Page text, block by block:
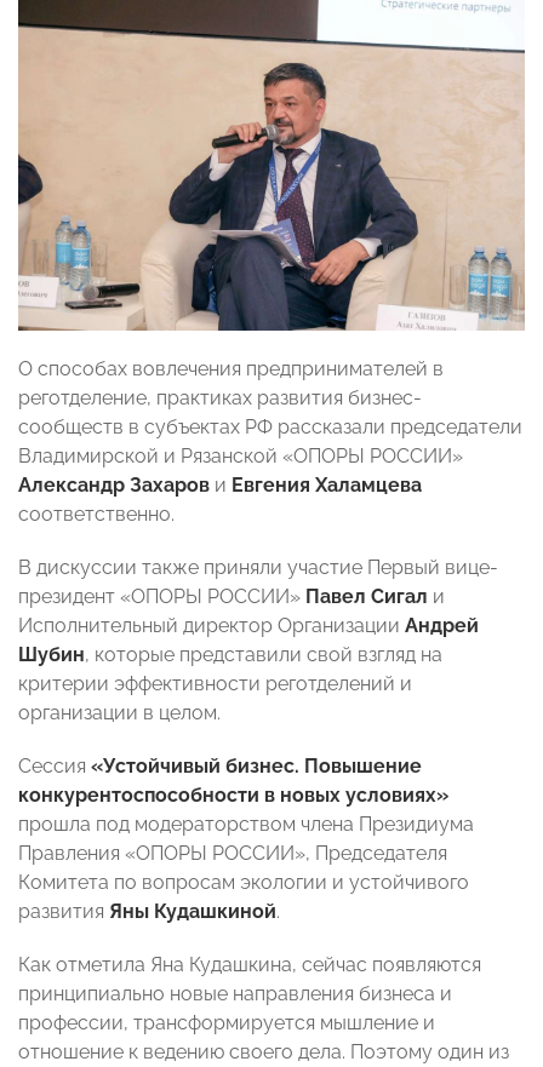
О способах вовлечения предпринимателей в
реготделение, практиках развития бизнес-
сообществ в субъектах РФ рассказали председатели
Владимирской и Рязанской «ОПОРЫ РОССИИ»
Александр Захаров и Евгения Халамцева
соответственно.
В дискуссии также приняли участие Первый вице-
президент «ОПОРЫ РОССИИ» Павел Сигал и
Исполнительный директор Организации Андрей
Шубин, которые представили свой взгляд на
критерии эффективности реготделений и
организации в целом.
Сессия «Устойчивый бизнес. Повышение
конкурентоспособности в новых условиях»
прошла под модераторством члена Президиума
Правления «ОПОРЫ РОССИИ», Председателя
Комитета по вопросам экологии и устойчивого
развития Яны Кудашкиной.
Как отметила Яна Кудашкина, сейчас появляются
принципиально новые направления бизнеса и
профессии, трансформируется мышление и
отношение к ведению своего дела. Поэтому один из